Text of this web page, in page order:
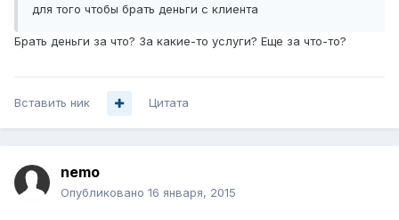
для того чтобы брать деньги с клиента
Брать деньги за что? За какие-то услуги? Еще за что-то?
Вставить ник Цитата
nemo
Опубликовано 16 января, 2015